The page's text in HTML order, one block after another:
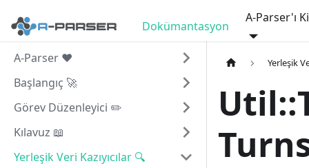
Dokümantasyon
A-Parser'ı
A-Parser ❤️
Başlangıç 🚀
Görev Düzenleyici ✏️
Kılavuz 📖
Yerleşik Veri Kazıyıcılar 🔍
Yerleşik